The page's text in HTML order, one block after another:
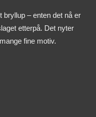
bryllup – enten det nå er
etterpå. Det nyter
fine motiv.